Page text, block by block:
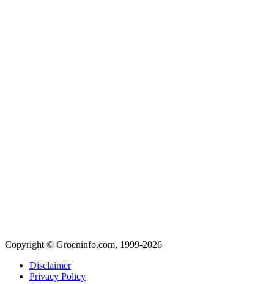
Copyright © Groeninfo.com, 1999-2026
Disclaimer
Privacy Policy